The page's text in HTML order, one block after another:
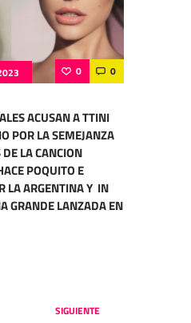
0 0
ACUSAN A TTINI
POR LA SEMEJANZA
LA CANCION
POQUITO E
LA ARGENTINA Y IN
GRANDE LANZADA EN
SIGUIENTE